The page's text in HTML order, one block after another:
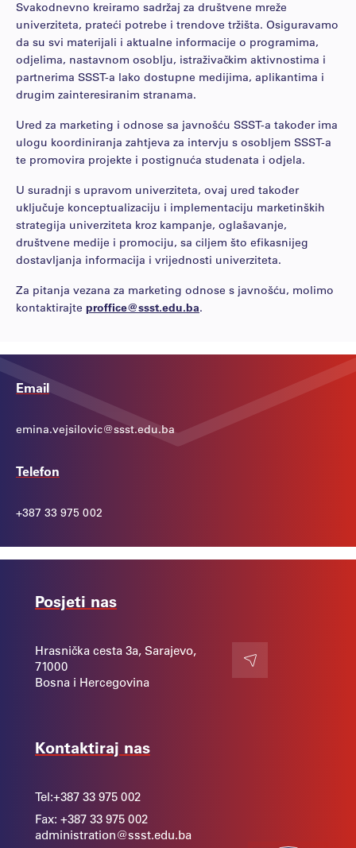
Svakodnevno kreiramo sadržaj za društvene mreže
univerziteta, prateći potrebe i trendove tržišta. Osiguravamo
da su svi materijali i aktualne informacije o programima,
odjelima, nastavnom osoblju, istraživačkim aktivnostima i
partnerima SSST-a lako dostupne medijima, aplikantima i
drugim zainteresiranim stranama.
Ured za marketing i odnose sa javnošću SSST-a također ima
ulogu koordiniranja zahtjeva za intervju s osobljem SSST-a
te promovira projekte i postignuća studenata i odjela.
U suradnji s upravom univerziteta, ovaj ured također
uključuje konceptualizaciju i implementaciju marketinških
strategija univerziteta kroz kampanje, oglašavanje,
društvene medije i promociju, sa ciljem što efikasnijeg
dostavljanja informacija i vrijednosti univerziteta.
Za pitanja vezana za marketing odnose s javnošću, molimo
kontaktirajte proffice@ssst.edu.ba.
Email
emina.vejsilovic@ssst.edu.ba
Telefon
+387 33 975 002
Posjeti nas
Hrasnička cesta 3a, Sarajevo,
71000
Bosna i Hercegovina
Kontakt
Kontaktiraj nas
Tel:+387 33 975 002
Fax: +387 33 975 002
administration@ssst.edu.ba